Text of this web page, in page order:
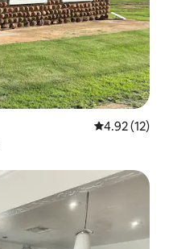
平均评分
4.92 (12)